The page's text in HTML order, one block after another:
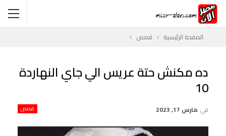
الصفحة الرئيسية قصص
ده مكنش حتة عريس الي جاي النهاردة
10
قصص في مارس 17, 2023